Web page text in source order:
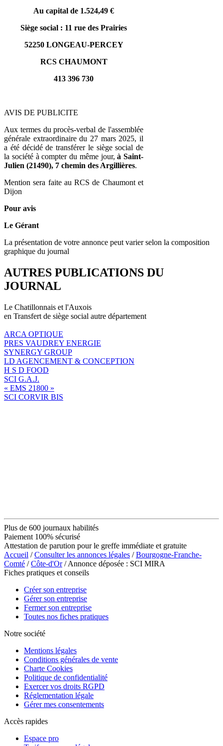
Au capital de 1.524,49 €
Siège social : 11 rue des Prairies
52250 LONGEAU-PERCEY
RCS CHAUMONT
413 396 730
AVIS DE PUBLICITE
Aux termes du procès-verbal de l'assemblée
générale extraordinaire du 27 mars 2025, il
a été décidé de transférer le siège social de
la société à compter du même jour,à Saint-
Julien (21490), 7 chemin des Argillières.
Mention sera faite au RCS de Chaumont et
Dijon
Pour avis
Le Gérant
La présentation de votre annonce peut varier selon la composition
graphique du journal
AUTRES PUBLICATIONS DU
JOURNAL
Le Chatillonnais et l'Auxois
en Transfert de siège social autre département
ARCA OPTIQUE
PRES VAUDREY ENERGIE
SYNERGY GROUP
LD AGENCEMENT & CONCEPTION
H S D FOOD
SCI G.A.J.
« EMS 21800 »
SCI CORVIR BIS
Plus de 600 journaux habilités
Paiement 100% sécurisé
Attestation de parution pour le greffe immédiate et gratuite
Accueil /Consulter les annonces légales /Bourgogne-Franche-
Comté /Côte-d'Or/ Annonce déposée : SCI MIRA
Fiches pratiques et conseils
Créer son entreprise
Gérer son entreprise
Fermer son entreprise
Toutes nos fiches pratiques
Notre société
Mentions légales
Conditions générales de vente
Charte Cookies
Politique de confidentialité
Exercer vos droits RGPD
Réglementation légale
Gérer mes consentements
Accès rapides
Espace pro